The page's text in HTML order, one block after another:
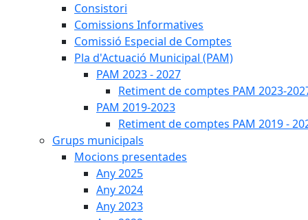
Consistori
Comissions Informatives
Comissió Especial de Comptes
Pla d'Actuació Municipal (PAM)
PAM 2023 - 2027
Retiment de comptes PAM 2023-
PAM 2019-2023
Retiment de comptes PAM 2019 -
Grups municipals
Mocions presentades
Any 2025
Any 2024
Any 2023